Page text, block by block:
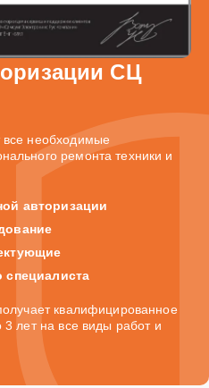
СЦ
необходимые
ремонта техники и
авторизации
специалиста
квалифицированное
лет на все виды работ и